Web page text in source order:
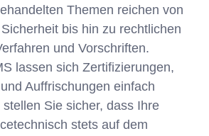
Themen reichen von
bis hin zu rechtlichen
und Vorschriften.
lassen sich Zertifizierungen,
Auffrischungen einfach
Sie sicher, dass Ihre
stets auf dem